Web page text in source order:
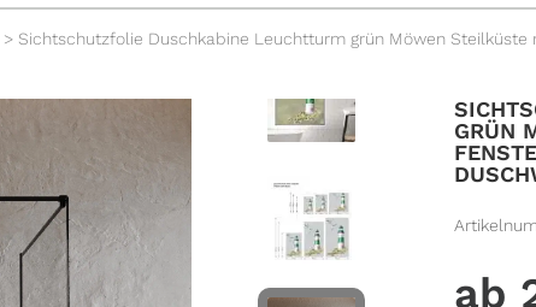
> Sichtschutzfolie Duschkabine Leuchtturm grün Möwen
GRÜN